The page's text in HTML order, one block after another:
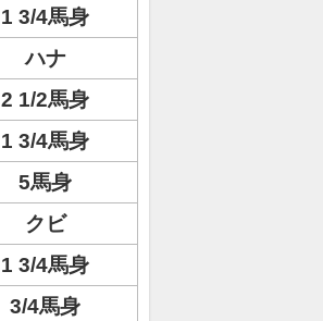
1 3/4馬身
ハナ
2 1/2馬身
1 3/4馬身
5馬身
クビ
1 3/4馬身
3/4馬身